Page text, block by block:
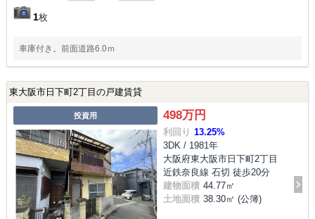
1枚
車庫付き。前面道路6.0ｍ
東大阪市日下町2丁目の戸建賃貸
投資用 498万円
利回り 13.25%
3DK / 1981年
大阪府東大阪市日下町2丁目
近鉄奈良線 石切 徒歩20分
建物面積 44.77㎡
土地面積 38.30㎡ (公簿)